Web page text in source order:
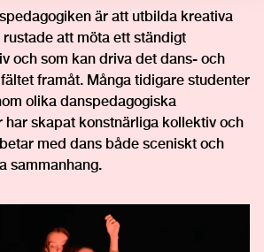
är att utbilda kreativa
att möta ett ständigt
och som kan driva det dans- och
framåt. Många tidigare studenter
olika danspedagogiska
har skapat konstnärliga kollektiv och
med dans både sceniskt och
sammanhang.